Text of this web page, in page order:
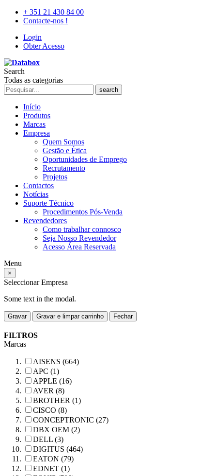
+ 351 21 430 84 00
Contacte-nos !
Login
Obter Acesso
Search
Todas as categorias
search
Início
Produtos
Marcas
Empresa
Quem Somos
Gestão e Ética
Oportunidades de Emprego
Recrutamento
Projetos
Contactos
Notícias
Suporte Técnico
Procedimentos Pós-Venda
Revendedores
Como trabalhar connosco
Seja Nosso Revendedor
Acesso Área Reservada
Menu
×
Seleccionar Empresa
Some text in the modal.
Gravar Gravar e limpar carrinho Fechar
FILTROS
Marcas
AISENS (664)
APC (1)
APPLE (16)
AVER (8)
BROTHER (1)
CISCO (8)
CONCEPTRONIC (27)
DBX OEM (2)
DELL (3)
DIGITUS (464)
EATON (79)
EDNET (1)